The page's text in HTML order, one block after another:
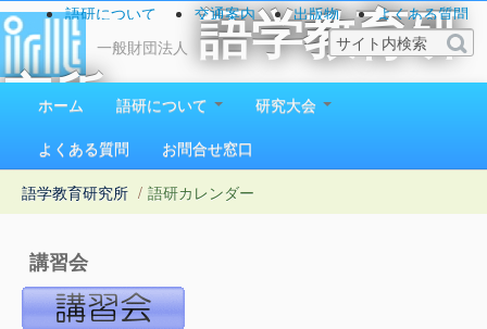
一般財団法人
語学教育研
究所
1923（大正12）年創立
語研について 交通案内 出版物
よくある質問
お問い合わせ
ホーム 語研について
研究大会
よくある質問
お問合せ窓口
語学教育研究所 / 語研カレンダー
講習会